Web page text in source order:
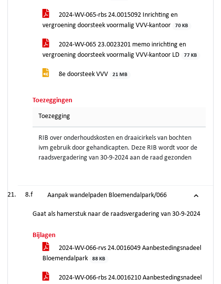
2024-WV-065-rbs 24.0015092 Inrichting en
vergroening doorsteek voormalig VVV-kantoor
70 KB
2024-WV-065 23.0023201 memo inrichting en
vergroening doorsteek voormalig VVV-kantoor LD
77 KB
8e doorsteek VVV 21 MB
Toezeggingen
Toezegging
RIB over onderhoudskosten en draaicirkels van bochten
ivm gebruik door gehandicapten. Deze RIB wordt voor de
raadsvergadering van 30-9-2024 aan de raad gezonden
8.f Aanpak wandelpaden Bloemendalpark/066
Gaat als hamerstuk naar de raadsvergadering van 30-9-2024
Bijlagen
2024-WV-066-rvs 24.0016049 Aanbestedingsnadeel
Bloemendalpark
88 KB
2024-WV-066-rbs 24.0016210 Aanbestedingsnadeel